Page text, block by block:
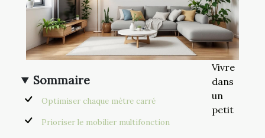
Sommaire
Optimiser chaque mètre carré
Prioriser le mobilier multifonction
Vivre
dans
un
petit